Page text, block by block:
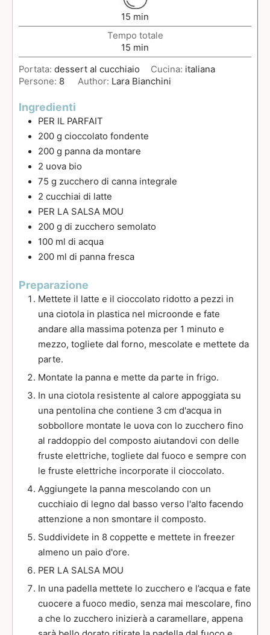
15 min
Tempo totale
15 min
Portata: dessert al cucchiaio Cucina: italiana
Persone: 8 Author: Lara Bianchini
Ingredienti
PER IL PARFAIT
200 g cioccolato fondente
200 g panna da montare
2 uova bio
75 g zucchero di canna integrale
2 cucchiai di latte
PER LA SALSA MOU
200 g di zucchero semolato
100 ml di acqua
200 ml di panna fresca
Preparazione
Mettete il latte e il cioccolato ridotto a pezzi in
una ciotola in plastica nel microonde e fate
andare alla massima potenza per 1 minuto e
mezzo, togliete dal forno, mescolate e mettete da
parte.
Montate la panna e mette da parte in frigo.
In una ciotola resistente al calore appoggiata su
una pentolina che contiene 3 cm d'acqua in
sobbollore montate le uova con lo zucchero fino
al raddoppio del composto aiutandovi con delle
fruste elettriche, togliete dal fuoco e sempre con
le fruste elettriche incorporate il cioccolato.
Aggiungete la panna mescolando con un
cucchiaio di legno dal basso verso l'alto facendo
attenzione a non smontare il composto.
Suddividete in 8 coppette e mettete in freezer
almeno un paio d'ore.
PER LA SALSA MOU
In una padella mettete lo zucchero e l’acqua e fate
cuocere a fuoco medio, senza mai mescolare, fino
a che lo zucchero inizierà a caramellare, appena